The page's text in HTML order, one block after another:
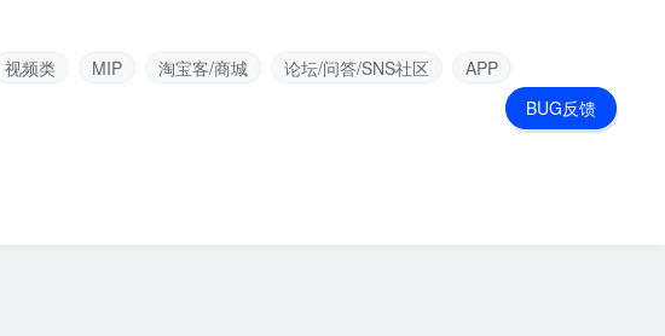
视频类 MIP 淘宝客/商城 论坛/问答/SNS社区
APP
BUG反馈